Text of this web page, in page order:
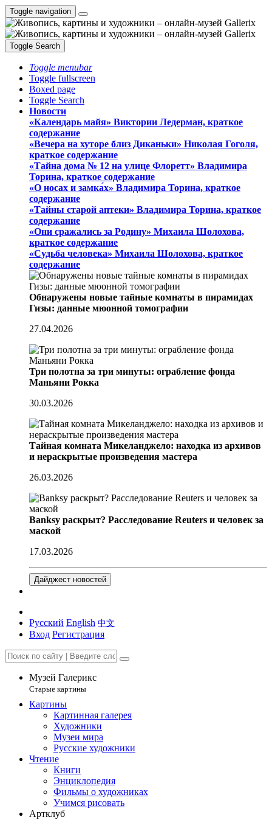
Toggle navigation
Toggle Search
Toggle menubar
Toggle fullscreen
Boxed page
Toggle Search
Новости
«Календарь майя» Виктории Ледерман, краткое
содержание
«Вечера на хуторе близ Диканьки» Николая Гоголя,
краткое содержание
«Тайна дома № 12 на улице Флоретт» Владимира
Торина, краткое содержание
«О носах и замка́х» Владимира Торина, краткое
содержание
«Тайны старой аптеки» Владимира Торина, краткое
содержание
«Они сражались за Родину» Михаила Шолохова,
краткое содержание
«Судьба человека» Михаила Шолохова, краткое
содержание
Обнаружены новые тайные комнаты в пирамидах
Гизы: данные мюонной томографии
27.04.2026
Три полотна за три минуты: ограбление фонда
Маньяни Рокка
30.03.2026
Тайная комната Микеланджело: находка из архивов
и нераскрытые произведения мастера
26.03.2026
Banksy раскрыт? Расследование Reuters и человек за
маской
17.03.2026
Дайджест новостей
Русский English 中文
Вход Регистрация
Музей Галерикс
Старые картины
Картины
Картинная галерея
Художники
Музеи мира
Русские художники
Чтение
Книги
Энциклопедия
Фильмы о художниках
Учимся рисовать
Артклуб